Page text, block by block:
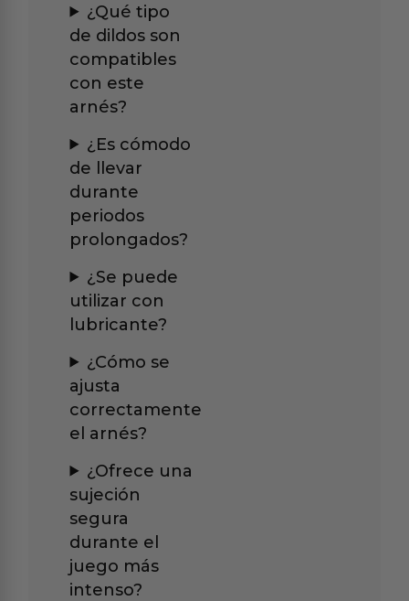
¿Qué tipo
de dildos son
compatibles
con este
arnés?
¿Es cómodo
de llevar
durante
periodos
prolongados?
¿Se puede
utilizar con
lubricante?
¿Cómo se
ajusta
correctamente
el arnés?
¿Ofrece una
sujeción
segura
durante el
juego más
intenso?